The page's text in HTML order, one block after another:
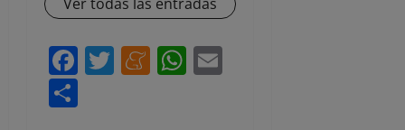
Facebook
Twitter
Meneame
WhatsApp